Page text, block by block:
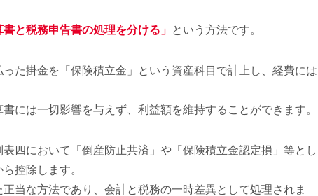
書と税務申告書の処理を分ける」 という方法です。
た掛金を「保険積立金」という資産科目で計上し、経費には
には一切影響を与えず、利益額を維持することができます。
四において「倒産防止共済」や「保険積立金認定損」等とし
控除します。
当な方法であり、会計と税務の一時差異として処理されま